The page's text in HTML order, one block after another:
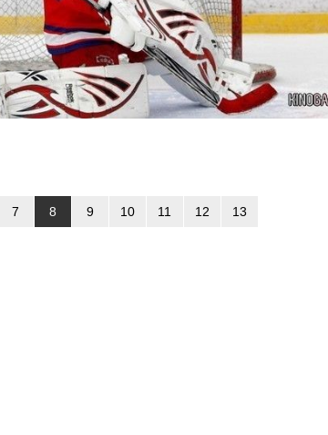
7 8 9 10 11 12 13